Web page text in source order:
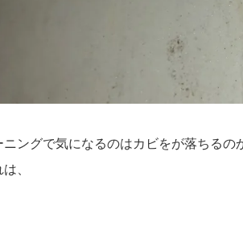
ングで気になるのはカビをが落ちるの
、